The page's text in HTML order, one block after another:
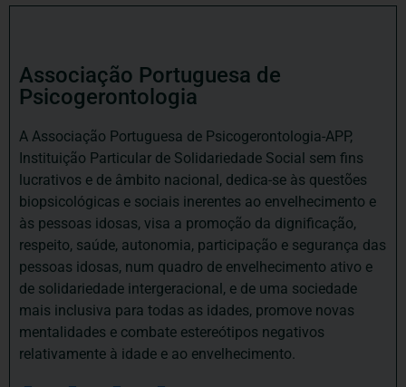
Associação Portuguesa de
Psicogerontologia
A Associação Portuguesa de Psicogerontologia-APP,
Instituição Particular de Solidariedade Social sem fins
lucrativos e de âmbito nacional, dedica-se às questões
biopsicológicas e sociais inerentes ao envelhecimento e
às pessoas idosas, visa a promoção da dignificação,
respeito, saúde, autonomia, participação e segurança das
pessoas idosas, num quadro de envelhecimento ativo e
de solidariedade intergeracional, e de uma sociedade
mais inclusiva para todas as idades, promove novas
mentalidades e combate estereótipos negativos
relativamente à idade e ao envelhecimento.